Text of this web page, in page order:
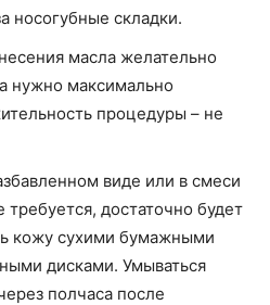
носогубные складки.
масла желательно
нужно максимально
процедуры – не
виде или в смеси
достаточно будет
кожу сухими бумажными
дисками. Умываться
полчаса после